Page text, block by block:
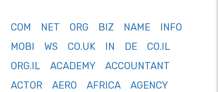
COM NET ORG BIZ NAME
INFO
MOBI
WS CO.UK IN DE
CO.IL
ORG.IL
ACADEMY
ACCOUNTANT
ACTOR
AERO AFRICA
AGENCY